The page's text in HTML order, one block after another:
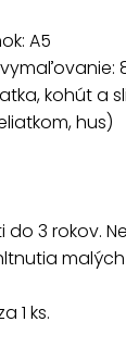
A5
kohút a
hus)
do 3 rokov.
1 ks.